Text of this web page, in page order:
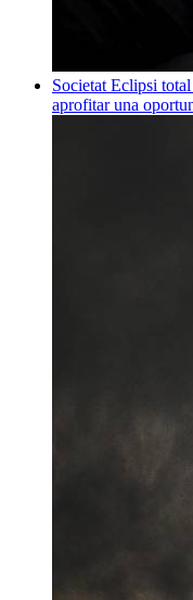
Societat Eclipsi total
aprofitar una